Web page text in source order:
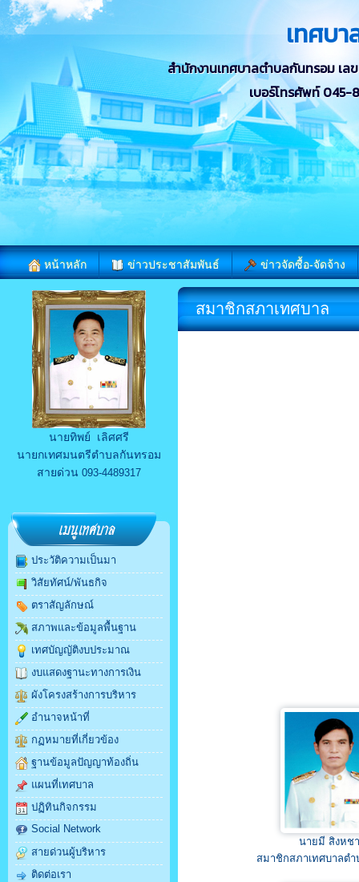
เทศบ
สำนักงานเทศบาลตำบลกันทรอม เ
เบอร์โทรศัพท์
หน้าหลัก ข่าวประชาสัมพันธ์ ข่าวจัดซื้อ-จัดจ้าง
นายทิพย์ เลิศศรี
นายกเทศมนตรีตำบลกันทรอม
สายด่วน 093-4489317
ประวัติความเป็นมา
วิสัยทัศน์/พันธกิจ
ตราสัญลักษณ์
สภาพและข้อมูลพื้นฐาน
เทศบัญญัติงบประมาณ
งบแสดงฐานะทางการเงิน
ผังโครงสร้างการบริหาร
อำนาจหน้าที่
กฏหมายที่เกี่ยวข้อง
ฐานข้อมูลปัญญาท้องถิ่น
แผนที่เทศบาล
ปฏิทินกิจกรรม
Social Network
สายด่วนผู้บริหาร
ติดต่อเรา
สมาชิกสภาเทศบาล
นายมี สิงหช
สมาชิกสภาเทศบาลต